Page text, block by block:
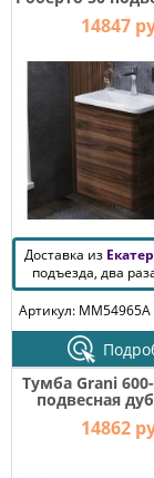
Пекан
14847
Доставка из
подъезда, два
Артикул: MM54965A
Тумба Grani
подвесная
14862